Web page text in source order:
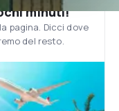
minuti!
pagina. Dicci dove
del resto.